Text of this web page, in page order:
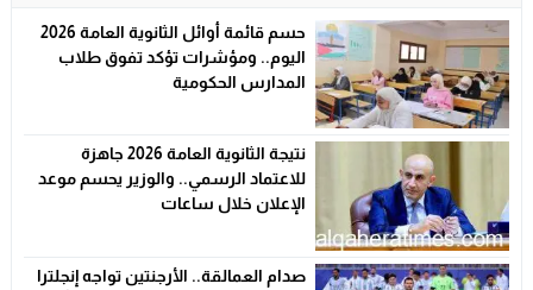
حسم قائمة أوائل الثانوية العامة 2026
اليوم.. ومؤشرات تؤكد تفوق طلاب
المدارس الحكومية
نتيجة الثانوية العامة 2026 جاهزة
للاعتماد الرسمي.. والوزير يحسم موعد
الإعلان خلال ساعات
صدام العمالقة.. الأرجنتين تواجه إنجلترا